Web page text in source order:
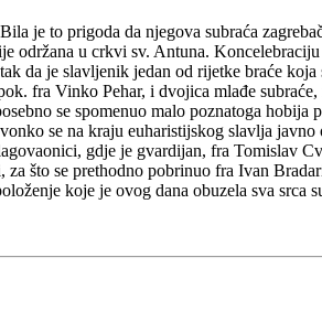
je to prigoda da njegova subraća
održana u crkvi sv. Antuna.
da je slavljenik jedan od rijetke braće
fra Vinko Pehar, i dvojica mlađe
se spomenuo malo poznatoga
se na kraju euharistijskog slavlja
gdje je gvardijan, fra Tomislav
što se prethodno pobrinuo fra Ivan
koje je ovog dana obuzela sva srca